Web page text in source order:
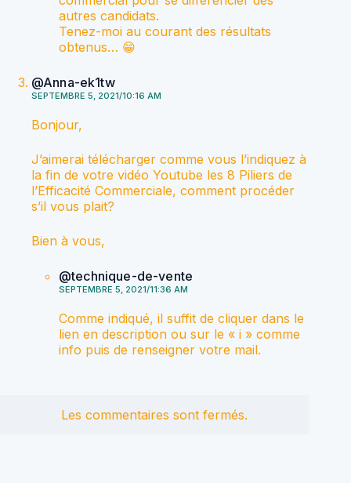
autres candidats.
Tenez-moi au courant des résultats
obtenus… 😁
@Anna-ek1tw
SEPTEMBRE 5, 2021/10:16 AM
Bonjour,
J’aimerai télécharger comme vous l’indiquez à
la fin de votre vidéo Youtube les 8 Piliers de
l’Efficacité Commerciale, comment procéder
s’il vous plait?
Bien à vous,
@technique-de-vente
SEPTEMBRE 5, 2021/11:36 AM
Comme indiqué, il suffit de cliquer dans le
lien en description ou sur le « i » comme
info puis de renseigner votre mail.
Les commentaires sont fermés.